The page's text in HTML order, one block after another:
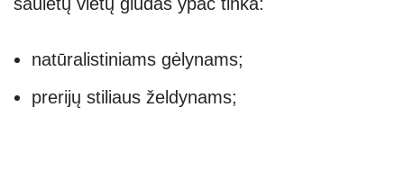
saulėtų vietų gludas ypač tinka:
natūralistiniams gėlynams;
prerijų stiliaus želdynams;